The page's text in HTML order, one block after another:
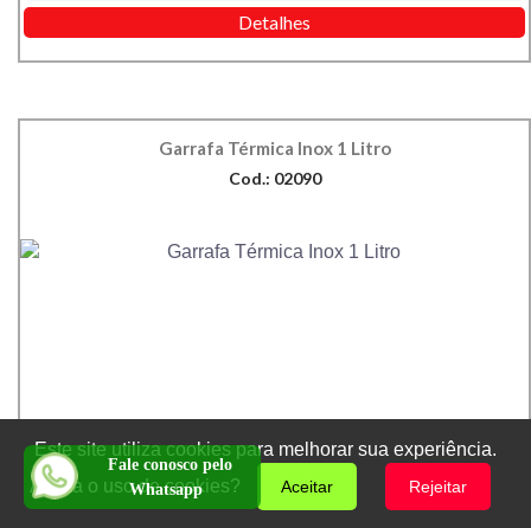
Detalhes
Garrafa Térmica Inox 1 Litro
Cod.: 02090
Orçar
Fale conosco pelo
Whatsapp
Este site utiliza cookies para melhorar sua experiência.
Aceita o uso de cookies?
Aceitar Rejeitar